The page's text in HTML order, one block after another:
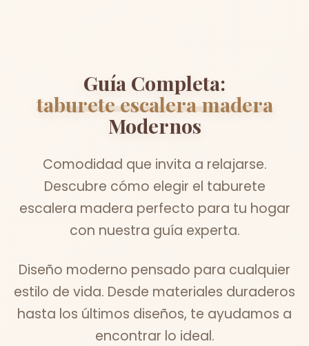
Guía Completa:
taburete escalera madera
Modernos
Comodidad que invita a relajarse.
Descubre cómo elegir el taburete
escalera madera perfecto para tu hogar
con nuestra guía experta.
Diseño moderno pensado para cualquier
estilo de vida. Desde materiales duraderos
hasta los últimos diseños, te ayudamos a
encontrar lo ideal.